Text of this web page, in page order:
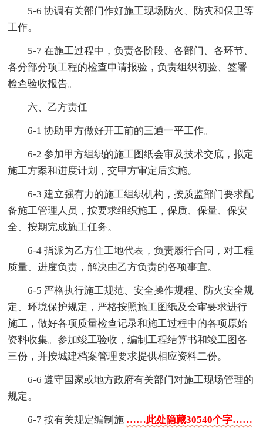
5-6 协调有关部门作好施工现场防火、防灾和保卫等
工作。
5-7 在施工过程中，负责各阶段、各部门、各环节、
各分部分项工程的检查申请报验，负责组织初验、签署
检查验收报告。
六、乙方责任
6-1 协助甲方做好开工前的三通一平工作。
6-2 参加甲方组织的施工图纸会审及技术交底，拟定
施工方案和进度计划，交甲方审定后实施。
6-3 建立强有力的施工组织机构，按质监部门要求配
备施工管理人员，按要求组织施工，保质、保量、保安
全、按期完成施工任务。
6-4 指派为乙方住工地代表，负责履行合同，对工程
质量、进度负责，解决由乙方负责的各项事宜。
6-5 严格执行施工规范、安全操作规程、防火安全规
定、环境保护规定，严格按照施工图纸及会审要求进行
施工，做好各项质量检查记录和施工过程中的各项原始
资料收集。参加竣工验收，编制工程结算书和竣工图各
三份，并按城建档案管理要求提供相应资料二份。
6-6 遵守国家或地方政府有关部门对施工现场管理的
规定。
6-7 按有关规定编制施 ……此处隐藏30540个字……